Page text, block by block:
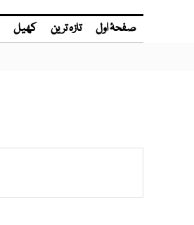
صفحۂ اول تازہ ترین کھیل